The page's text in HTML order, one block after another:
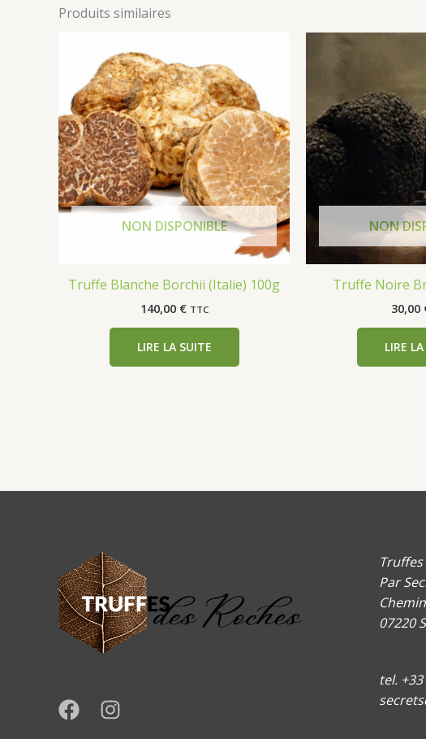
Produits similaires
Truffe Blanche Borchii (Italie) 100g
140,00 € TTC
LIRE LA SUITE
Truffe Noire
30,00
LIRE
Truffes
Par
07220
tel.